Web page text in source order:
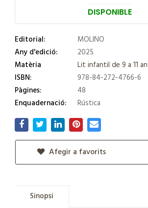
DISPONIBLE
Editorial:
MOLINO
Any d'edició:
2025
Matèria
Lit infantil de 9 a 11
ISBN:
978-84-272-4766-6
Pàgines:
48
Enquadernació:
Rústica
Afegir a favorits
Sinopsi